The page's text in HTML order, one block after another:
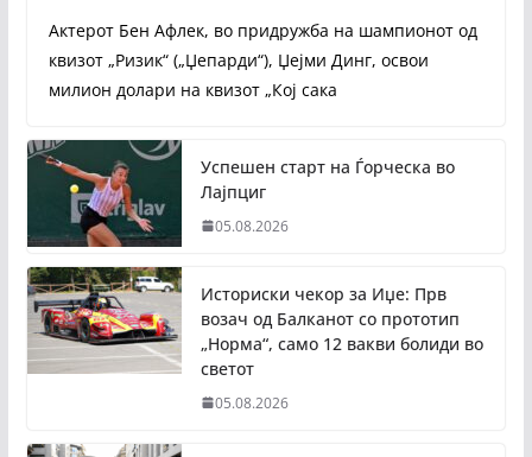
Актерот Бен Афлек, во придружба на шампионот од
квизот „Ризик“ („Џепарди“), Џејми Динг, освои
милион долари на квизот „Кој сака
Успешен старт на Ѓорческа во
Лајпциг
05.08.2026
Историски чекор за Иџе: Прв
возач од Балканот со прототип
„Норма“, само 12 вакви болиди во
светот
05.08.2026